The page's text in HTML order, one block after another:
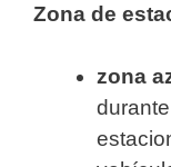
Zona de
zona